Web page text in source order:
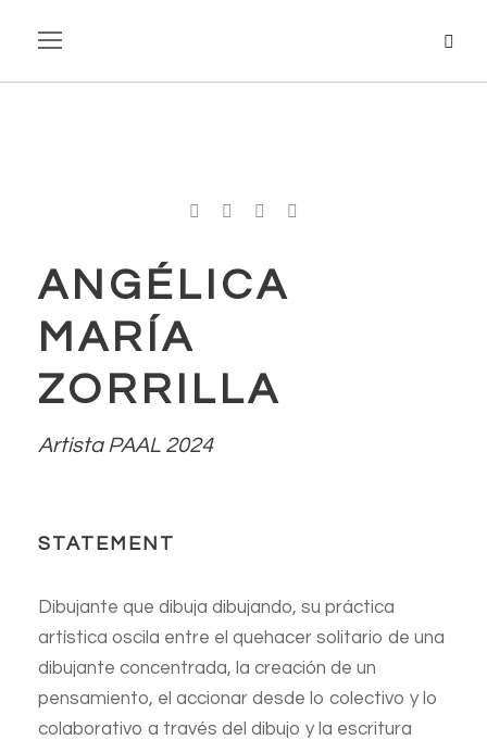
ANGÉLICA
MARÍA
ZORRILLA
Artista PAAL 2024
STATEMENT
Dibujante que dibuja dibujando, su práctica
artística oscila entre el quehacer solitario de una
dibujante concentrada, la creación de un
pensamiento, el accionar desde lo colectivo y lo
colaborativo a través del dibujo y la escritura